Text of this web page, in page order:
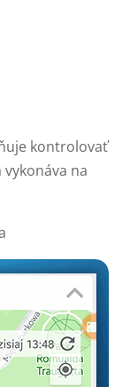
kontrolovať
na